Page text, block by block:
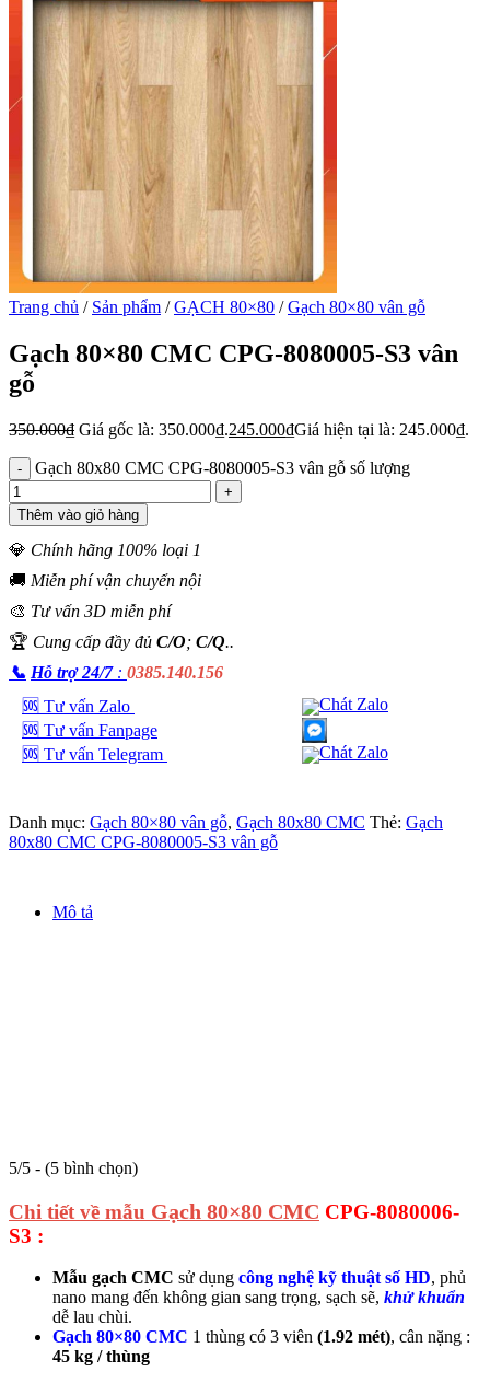
Trang chủ / Sản phẩm / GẠCH 80×80 / Gạch 80×80 vân gỗ
Gạch 80×80 CMC CPG-8080005-S3 vân
gỗ
350.000₫ Giá gốc là: 350.000₫.245.000₫Giá hiện tại là: 245.000₫.
Gạch 80x80 CMC CPG-8080005-S3 vân gỗ số lượng
Thêm vào giỏ hàng
💎 Chính hãng 100% loại 1
🚚 Miễn phí vận chuyển nội
🎨 Tư vấn 3D miễn phí
🏆 Cung cấp đầy đủ C/O; C/Q..
📞 Hỗ trợ 24/7: 0385.140.156
🆘 Tư vấn Zalo
🆘 Tư vấn Fanpage
🆘 Tư vấn Telegram
Danh mục: Gạch 80×80 vân gỗ, Gạch 80x80 CMC Thẻ: Gạch
80x80 CMC CPG-8080005-S3 vân gỗ
Mô tả
5/5 - (5 bình chọn)
Chi tiết về mẫu Gạch 80×80 CMC CPG-8080006-
S3 :
Mẫu gạch CMC sử dụng công nghệ kỹ thuật số HD, phủ
nano mang đến không gian sang trọng, sạch sẽ, khử khuẩn
dễ lau chùi.
Gạch 80×80 CMC 1 thùng có 3 viên (1.92 mét), cân nặng :
45 kg / thùng